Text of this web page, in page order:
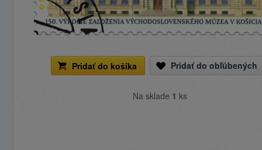
Pridať do košíka Pridať do obľúbených
Na sklade 1 ks